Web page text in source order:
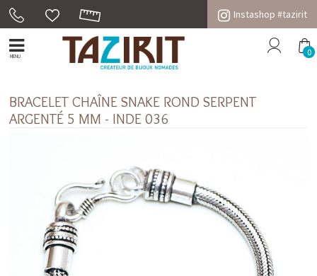
Instashop #tazirit
MENU 0
BRACELET CHAÎNE SNAKE ROND SERPENT
ARGENTÉ 5 MM - INDE 036